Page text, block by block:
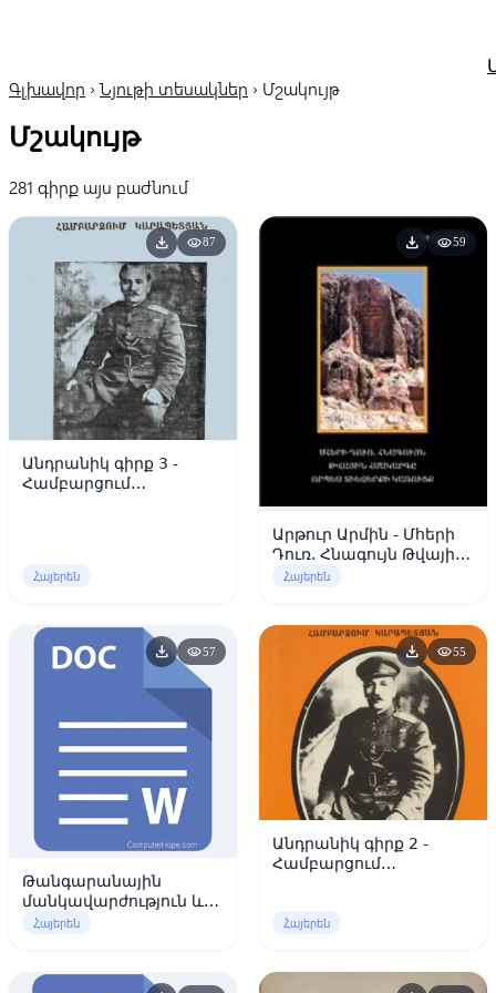
Գլխավոր › Նյութի տեսակներ › Մշակույթ
Մշակույթ
281 գիրք այս բաժնում
download visibility87
Անդրանիկ գիրք 3 -
Համբարցում
Հայերեն
download visibility59
Արթուր Արմին - Մհերի
Դուռ. Հնագույն Թվային
Համակարգը Որպես
Հայերեն
download visibility57
Թանգարանային
մանկավարժություն և
սոցիոլոգիա
Հայերեն
download visibility55
Անդրանիկ գիրք 2 -
Համբարցում
Հայերեն